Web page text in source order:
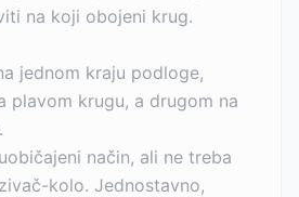
na koji obojeni krug.
jednom kraju podloge,
plavom krugu, a drugom na
način, ali ne treba
kolo. Jednostavno,